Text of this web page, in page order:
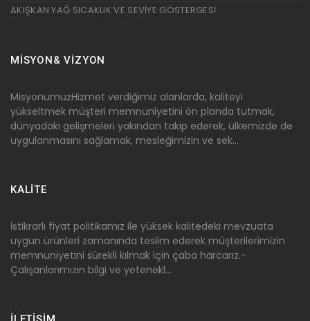
AKIŞKAN YAĞ SICAKLIK VE SEVİYE GÖSTERGESİ
MİSYON& VİZYON
MisyonumuzHizmet verdiğimiz alanlarda, kaliteyi
yükseltmek müşteri memnuniyetini ön planda tutmak,
dünyadaki gelişmeleri yakından takip ederek, ülkemizde de
uygulanmasını sağlamak, mesleğimizin ve sek...
KALİTE
İstikrarlı fiyat politikamız ile yüksek kalitedeki mevzuata
uygun ürünleri zamanında teslim ederek müşterilerimizin
memnuniyetini sürekli kılmak için çaba harcarız.-
Çalışanlarımızın bilgi ve yetenekl...